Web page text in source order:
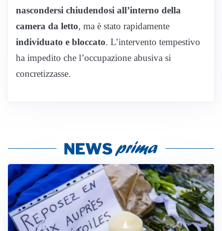
nascondersi chiudendosi all’interno della
camera da letto, ma è stato rapidamente
individuato e bloccato. L’intervento tempestivo
ha impedito che l’occupazione abusiva si
concretizzasse.